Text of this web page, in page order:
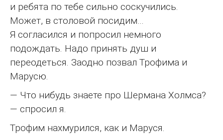
и ребята по тебе сильно соскучились.
Может, в столовой посидим…
Я согласился и попросил немного
подождать. Надо принять душ и
переодеться. Заодно позвал Трофима и
Марусю.
— Что нибудь знаете про Шермана Холмса?
— спросил я.
Трофим нахмурился, как и Маруся.